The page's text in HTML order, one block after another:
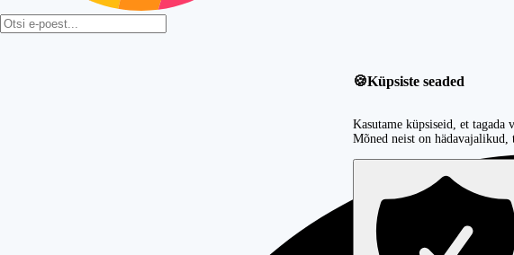
🍪Küpsiste seaded
Kasutame küpsiseid, et tagada
Mõned neist on hädavajalikud,